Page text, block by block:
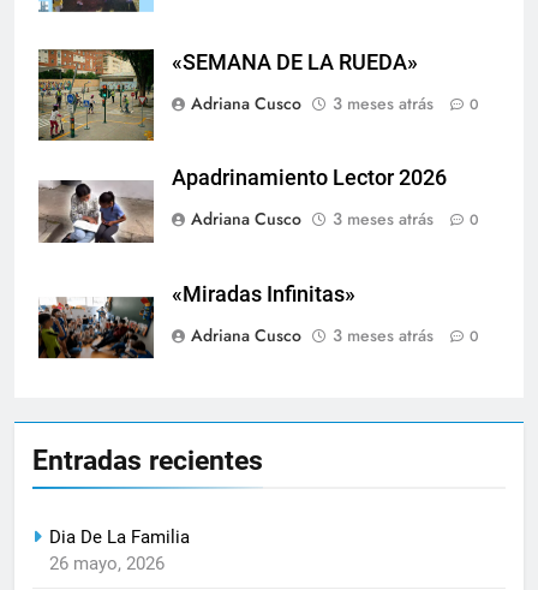
«SEMANA DE LA RUEDA»
Adriana Cusco
3 meses atrás 0
Apadrinamiento Lector 2026
Adriana Cusco
3 meses atrás 0
«Miradas Infinitas»
Adriana Cusco
3 meses atrás 0
Entradas recientes
Dia De La Familia
26 mayo, 2026